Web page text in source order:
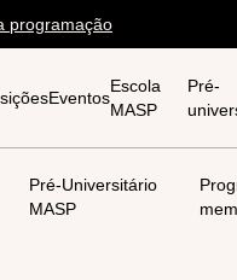
programação
Eventos
Escola
MASP
Pré-
Pré-Universitário
MASP